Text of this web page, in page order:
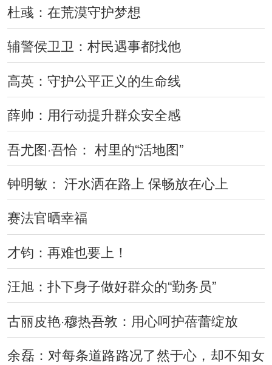
​杜彧：在荒漠守护梦想
辅警侯卫卫：村民遇事都找他
高英：守护公平正义的生命线
薛帅：用行动提升群众安全感
吾尤图·吾恰： 村里的“活地图”
钟明敏： 汗水洒在路上 保畅放在心上
赛法官晒幸福
才钧：再难也要上！
汪旭：扑下身子做好群众的“勤务员”
古丽皮艳·穆热吾敦：用心呵护蓓蕾绽放
余磊：对每条道路路况了然于心，却不知女